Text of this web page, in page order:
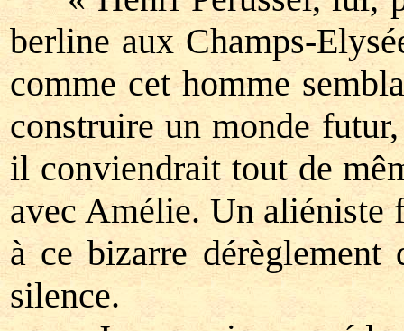
berline aux Champs-
comme cet homme
construire un monde
il conviendrait tout de
avec Amélie. Un aliéniste
à ce bizarre
silence.